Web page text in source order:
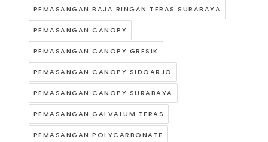
PEMASANGAN BAJA RINGAN TERAS SURABAYA
PEMASANGAN CANOPY
PEMASANGAN CANOPY GRESIK
PEMASANGAN CANOPY SIDOARJO
PEMASANGAN CANOPY SURABAYA
PEMASANGAN GALVALUM TERAS
PEMASANGAN POLYCARBONATE